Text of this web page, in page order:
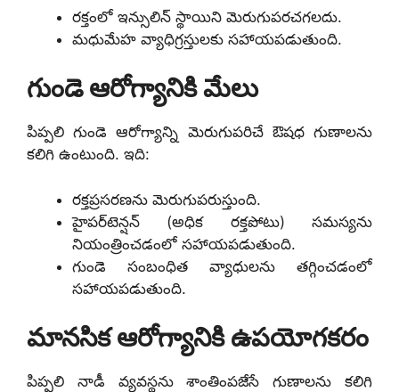
రక్తంలో ఇన్సులిన్ స్థాయిని మెరుగుపరచగలదు.
మధుమేహ వ్యాధిగ్రస్తులకు సహాయపడుతుంది.
గుండె ఆరోగ్యానికి మేలు
పిప్పలి గుండె ఆరోగ్యాన్ని మెరుగుపరిచే ఔషధ గుణాలను
కలిగి ఉంటుంది. ఇది:
రక్తప్రసరణను మెరుగుపరుస్తుంది.
హైపర్‌టెన్షన్ (అధిక రక్తపోటు) సమస్యను
నియంత్రించడంలో సహాయపడుతుంది.
గుండె సంబంధిత వ్యాధులను తగ్గించడంలో
సహాయపడుతుంది.
మానసిక ఆరోగ్యానికి ఉపయోగకరం
పిప్పలి నాడీ వ్యవస్థను శాంతింపజేసే గుణాలను కలిగి